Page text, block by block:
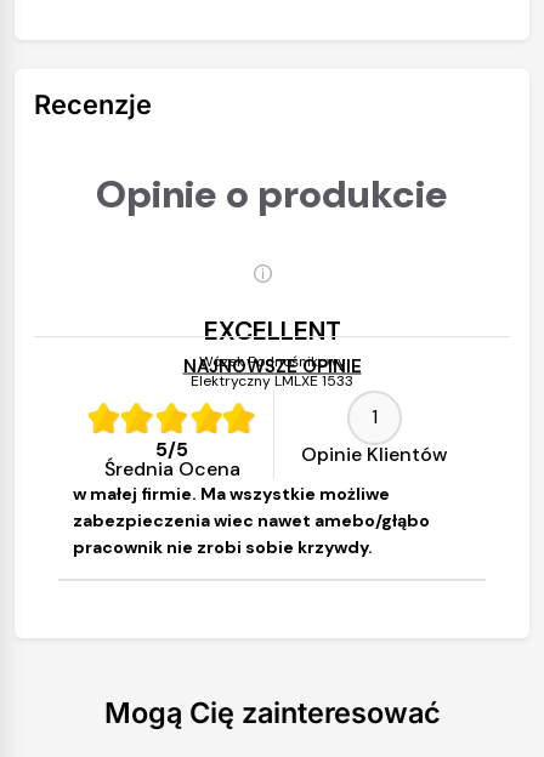
Recenzje
Opinie o produkcie
EXCELLENT
Wózek Podnośnikowy
Elektryczny LMLXE 1533
5/5
Średnia Ocena
1
Opinie Klientów
NAJNOWSZE OPINIE
19.07.2023
Świetny produkt, pracuje bezawaryjne, jest
również super wydajny.Znacznie ułatwia prace
w małej firmie. Ma wszystkie możliwe
zabezpieczenia wiec nawet amebo/głąbo
pracownik nie zrobi sobie krzywdy.
Mogą Cię zainteresować